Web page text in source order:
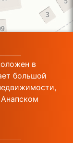
в
большой